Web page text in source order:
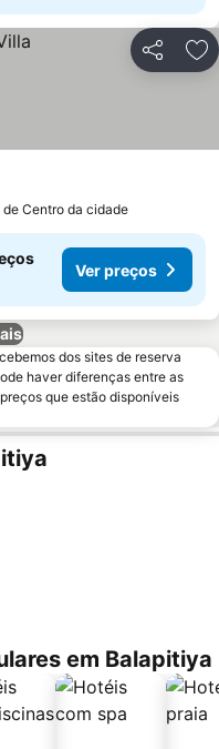
Partilhar
de Centro da cidade
Ver preços
dos sites de reserva
haver diferenças entre as
que estão disponíveis
em Balapitiya